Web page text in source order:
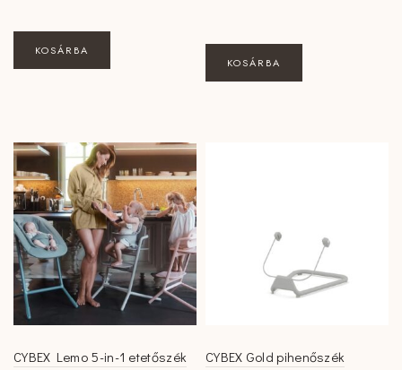
KOSÁRBA
KOSÁRBA
CYBEX Lemo 5-in-1 etetőszék
CYBEX Gold pihenőszék